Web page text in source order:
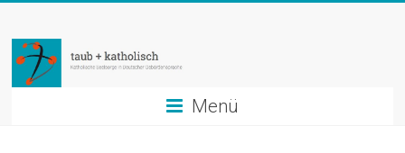
springen
taub
+
katholisch
Menü